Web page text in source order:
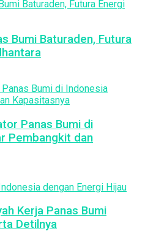
Bumi Baturaden, Futura
Panas Bumi di
Pembangkit dan
Kerja Panas Bumi
Detilnya